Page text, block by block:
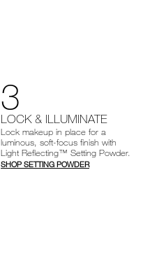
3
LOCK & ILLUMINATE
Lock makeup in place for a
luminous, soft-focus finish with
Light Reflecting™ Setting Powder.
SHOP SETTING POWDER